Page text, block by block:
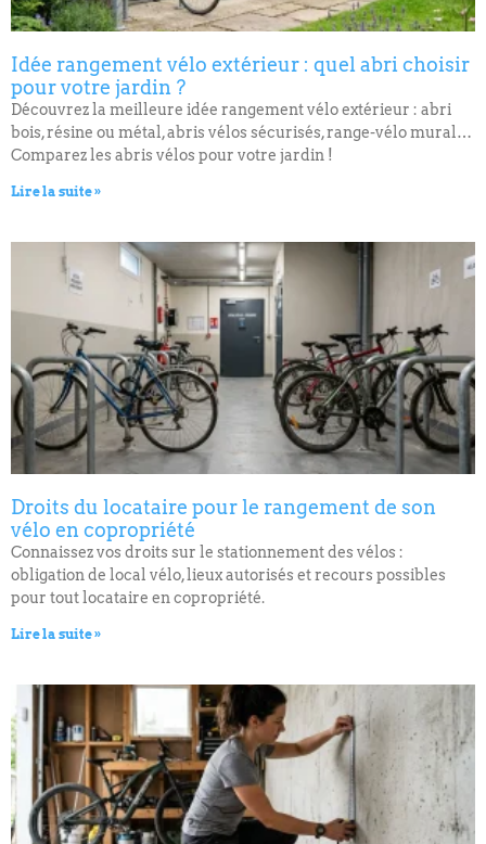
Idée rangement vélo extérieur : quel abri choisir
pour votre jardin ?
Découvrez la meilleure idée rangement vélo extérieur : abri
bois, résine ou métal, abris vélos sécurisés, range-vélo mural…
Comparez les abris vélos pour votre jardin !
Lire la suite »
Droits du locataire pour le rangement de son
vélo en copropriété
Connaissez vos droits sur le stationnement des vélos :
obligation de local vélo, lieux autorisés et recours possibles
pour tout locataire en copropriété.
Lire la suite »